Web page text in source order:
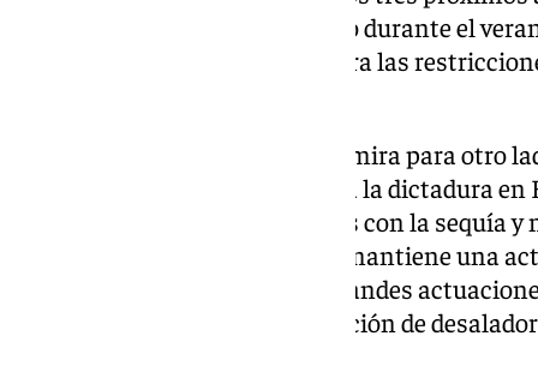
ha decidido mirar para otro lado durante el
no han tenido problemas y ahora las
Salas ha añadido que «la Junta mira para otro
dedica a montar oficinas contra la dictadura
tenemos problemas muy graves con la sequía
Moreno ni está ni se le espera, mantiene una
frente a la que no han hecho grandes
promesas como la de la instalación de